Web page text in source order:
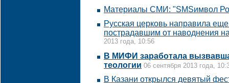
Материалы СМИ: "SMSимвол
Русская церковь направила
пострадавшим от наводнения
2013 года, 10:56
В МИФИ заработала
теологии 06 сентября 2013 года,
В Казани открылся девятый